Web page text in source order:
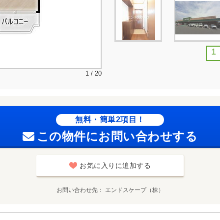
1 / 20
1
無料・簡単2項目！
この物件にお問い合わせする
お気に入りに追加する
お問い合わせ先 エンドスケープ（株）